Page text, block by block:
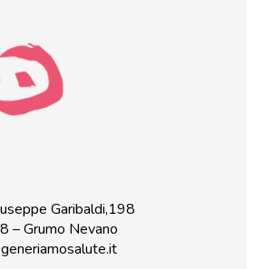
Garibaldi,198
– Grumo Nevano